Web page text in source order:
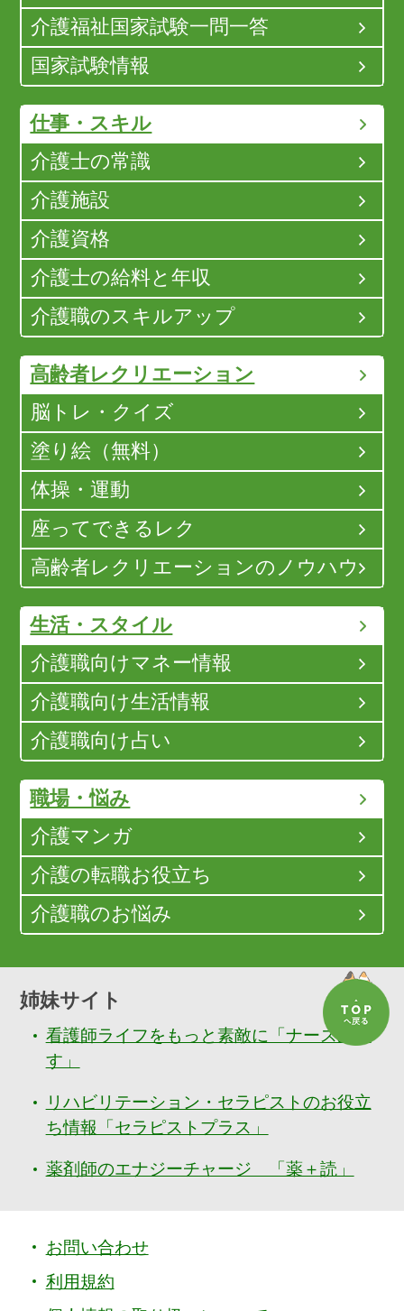
介護福祉国家試験一問一答
国家試験情報
仕事・スキル
介護士の常識
介護施設
介護資格
介護士の給料と年収
介護職のスキルアップ
高齢者レクリエーション
脳トレ・クイズ
塗り絵（無料）
体操・運動
座ってできるレク
高齢者レクリエーションのノウハウ
生活・スタイル
介護職向けマネー情報
介護職向け生活情報
介護職向け占い
職場・悩み
介護マンガ
介護の転職お役立ち
介護職のお悩み
姉妹サイト
看護師ライフをもっと素敵に「ナースぷら
す」
リハビリテーション・セラピストのお役立
ち情報「セラピストプラス」
薬剤師のエナジーチャージ 「薬＋読」
お問い合わせ
利用規約